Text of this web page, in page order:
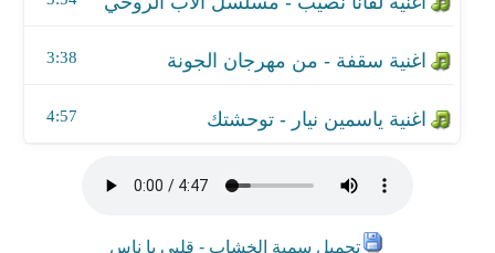
3:38
4:57
تحميل سمية الخشاب - قلبي يا ناس